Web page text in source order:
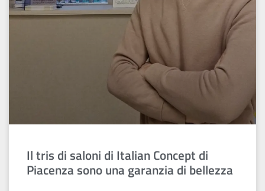
Il tris di saloni di Italian Concept di
Piacenza sono una garanzia di bellezza